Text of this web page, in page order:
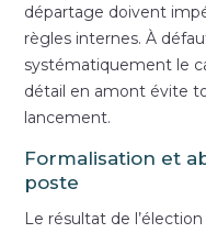
départage doivent
règles internes. À
systématiquement le
détail en amont évite
lancement.
Formalisation et
poste
Le résultat de